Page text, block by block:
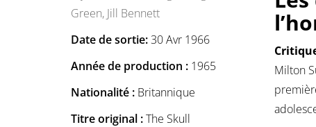
Green, Jill Bennett
Date de sortie:30 Avr 1966
Année de production : 1965
Nationalité : Britannique
Titre original :The Skull
Milton